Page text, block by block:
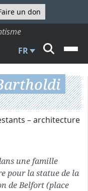
un don
FR
– architecture
une famille
pour la statue de la
de Belfort (place